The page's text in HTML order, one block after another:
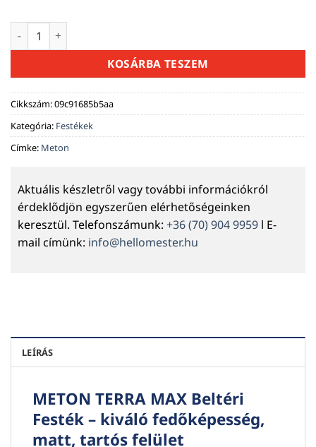
MAX Beltéri falfesték 14L mennyiség
KOSÁRBA TESZEM
Cikkszám:09c91685b5aa
Kategória: Festékek
Címke: Meton
Aktuális készletről vagy további információkról
érdeklődjön egyszerűen elérhetőségeinken
keresztül. Telefonszámunk: +36 (70) 904 9959 l E-
mail címünk: info@hellomester.hu
LEÍRÁS
METON TERRA MAX Beltéri
Festék – kiváló fedőképesség,
matt, tartós felület